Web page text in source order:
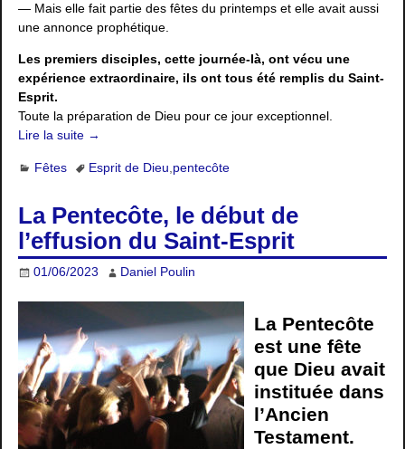
— Mais elle fait partie des fêtes du printemps et elle avait aussi
une annonce prophétique.
Les premiers disciples, cette journée-là, ont vécu une
expérience extraordinaire, ils ont tous été remplis du Saint-
Esprit.
Toute la préparation de Dieu pour ce jour exceptionnel.
Lire la suite →
Fêtes Esprit de Dieu pentecôte
La Pentecôte, le début de
l’effusion du Saint-Esprit
01/06/2023 Daniel Poulin
La Pentecôte
est une fête
que Dieu avait
instituée dans
l’Ancien
Testament.